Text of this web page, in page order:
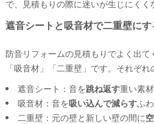
防音対策とリフォームと売
駄な工事を避ける理由
の進め方イメージ
堺市中区周辺で「まずは
相談の一歩目としてできる
この記事を書いた理由
で、見積もりの際に迷いが生じにくく
遮音シートと吸音材で二重壁に
防音リフォームの見積もりでよく出て
「吸音材」「二重壁」です。それぞれ
遮音シート：音を跳ね返す重い素材
吸音材：音を吸い込んで減らすふ
二重壁：元の壁と新しい壁の間に